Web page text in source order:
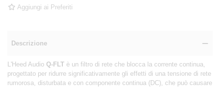
Aggiungi ai Preferiti
Descrizione
L'Heed Audio Q-FLT è un filtro di rete che blocca la corrente continua,
progettato per ridurre significativamente gli effetti di una tensione di rete
rumorosa, disturbata e con componente continua (DC), che può causare